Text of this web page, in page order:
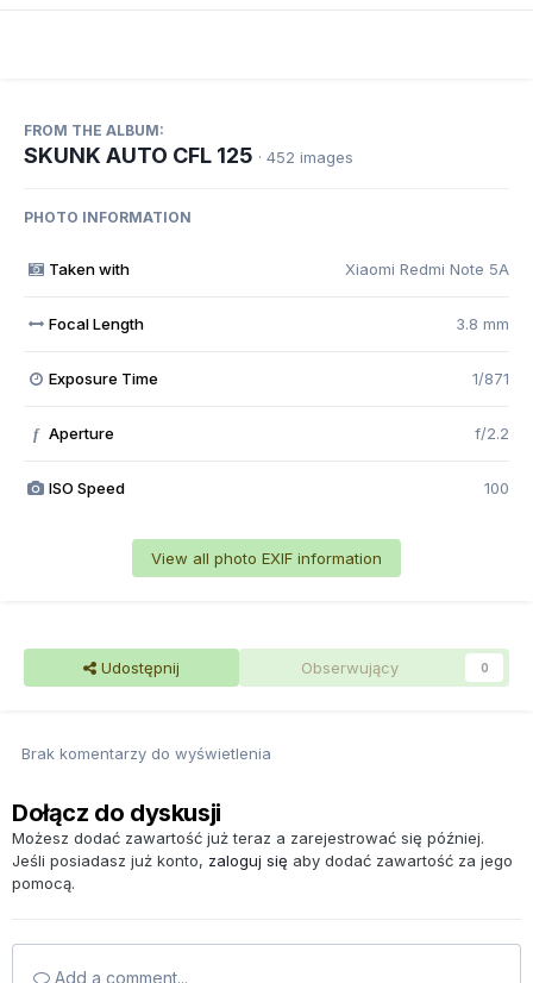
FROM THE ALBUM:
SKUNK AUTO CFL 125 · 452 images
PHOTO INFORMATION
Taken with Xiaomi Redmi Note 5A
Focal Length 3.8 mm
Exposure Time 1/871
f Aperture f/2.2
ISO Speed 100
View all photo EXIF information
Udostępnij Obserwujący 0
Brak komentarzy do wyświetlenia
Dołącz do dyskusji
Możesz dodać zawartość już teraz a zarejestrować się później.
Jeśli posiadasz już konto, zaloguj się aby dodać zawartość za jego
pomocą.
Add a comment...